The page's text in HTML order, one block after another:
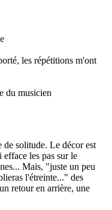
les répétitions m'ont
du musicien
solitude. Le décor est
efface les pas sur le
Mais, "juste un peu
l'étreinte..." des
retour en arrière, une